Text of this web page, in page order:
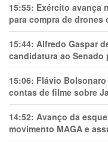
15:55: Exército avança
para compra de drones
15:44: Alfredo Gaspar
candidatura ao Senado
15:06: Flávio Bolsonaro
contas de filme sobre
14:52: Avanço da
movimento MAGA e